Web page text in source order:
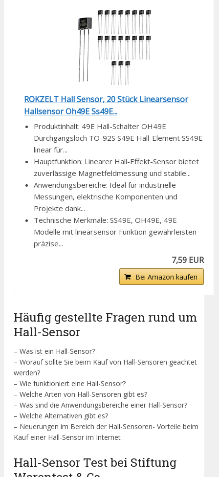
ROKZELT Hall Sensor, 20 Stück Linearsensor
Hallsensor Oh49E Ss49E...
Produktinhalt: 49E Hall-Schalter OH49E
Durchgangsloch TO-92S S49E Hall-Element SS49E
linear für...
Hauptfunktion: Linearer Hall-Effekt-Sensor bietet
zuverlässige Magnetfeldmessung und stabile...
Anwendungsbereiche: Ideal für industrielle
Messungen, elektrische Komponenten und
Projekte dank...
Technische Merkmale: SS49E, OH49E, 49E
Modelle mit linearsensor Funktion gewährleisten
präzise...
7,59 EUR
Bei Amazon kaufen
Häufig gestellte Fragen rund um
Hall-Sensor
– Was ist ein Hall-Sensor?
– Worauf sollte Sie beim Kauf von Hall-Sensoren geachtet
werden?
– Wie funktioniert eine Hall-Sensor?
– Welche Arten von Hall-Sensoren gibt es?
– Was sind die Anwendungsbereiche einer Hall-Sensor?
– Welche Alternativen gibt es?
– Neuerungen im Bereich der Hall-Sensoren- Vorteile beim
Kauf einer Hall-Sensor im Internet
Hall-Sensor Test bei Stiftung